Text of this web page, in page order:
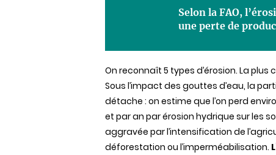
Selon la FAO,
une perte de
On reconnaît 5 types d’érosion. La plus
Sous l’impact des gouttes d’eau, la
détache : on estime que l’on perd
et par an par érosion hydrique sur les
aggravée par l’intensification de
déforestation ou l’imperméabi­lisation.